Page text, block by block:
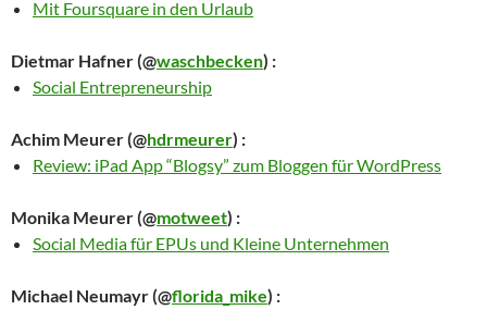
Mit Foursquare in den Urlaub
Dietmar Hafner(@waschbecken) :
Social Entrepreneurship
Achim Meurer(@hdrmeurer) :
Review: iPad App “Blogsy” zum Bloggen für WordPress
Monika Meurer(@motweet) :
Social Media für EPUs und Kleine Unternehmen
Michael Neumayr(@florida_mike) :